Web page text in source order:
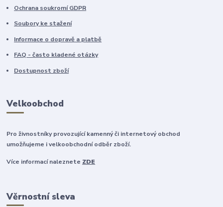
Ochrana soukromí GDPR
Soubory ke stažení
Informace o dopravě a platbě
FAQ - často kladené otázky
Dostupnost zboží
Velkoobchod
Pro živnostníky provozující kamenný či internetový obchod
umožňujeme i velkoobchodní odběr zboží.
Více informací naleznete ZDE
Věrnostní sleva